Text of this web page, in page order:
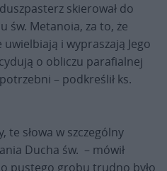
skierował do
św. Metanoia, za to, że
i wypraszają Jego
o obliczu parafialnej
– podkreślił ks.
te słowa w szczególny
Ducha św. – mówił
pustego grobu trudno było